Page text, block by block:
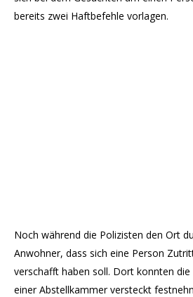
bereits zwei Haftbefehle vorlagen.
Noch während die Polizisten den Ort
Anwohner, dass sich eine Person
verschafft haben soll. Dort konnten
einer Abstellkammer versteckt